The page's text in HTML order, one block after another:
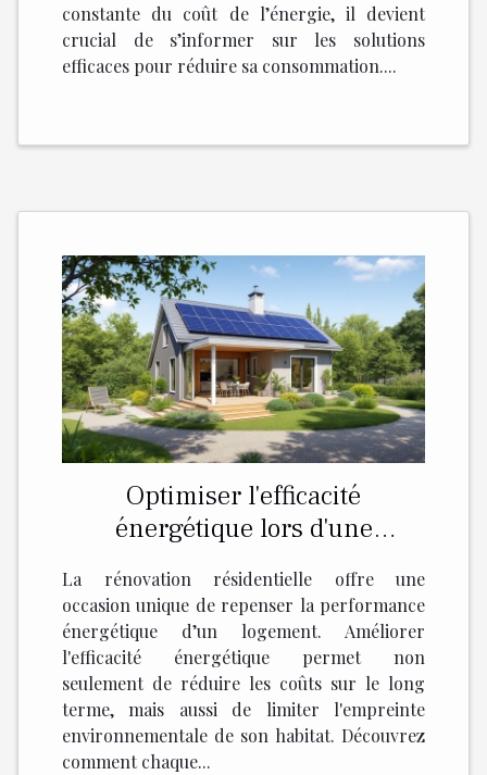
constante du coût de l’énergie, il devient
crucial de s’informer sur les solutions
efficaces pour réduire sa consommation....
Optimiser l'efficacité
énergétique lors d'une
La rénovation résidentielle offre une
occasion unique de repenser la performance
énergétique d’un logement. Améliorer
l'efficacité énergétique permet non
seulement de réduire les coûts sur le long
terme, mais aussi de limiter l'empreinte
environnementale de son habitat. Découvrez
comment chaque...